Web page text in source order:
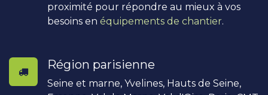
proximité pour répondre au mieux à vos
besoins en équipements de chantier.
Région parisienne
Seine et marne, Yvelines, Hauts de Seine,